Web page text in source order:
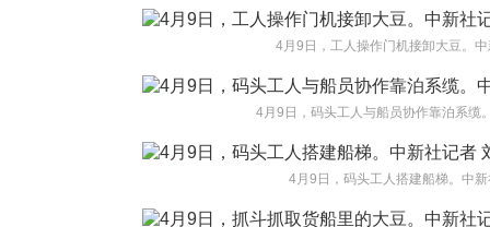
4月9日，工人操作门机接卸大豆。
4月9日，码头工人与船员协作靠泊系缆
4月9日，码头工人搭建船梯。中